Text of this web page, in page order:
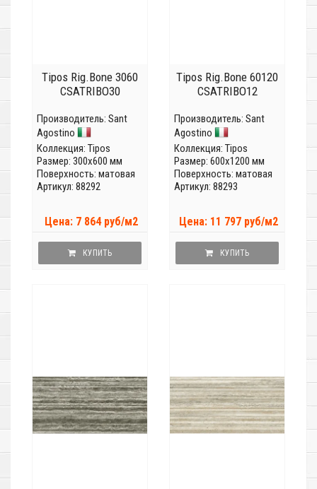
Tipos Rig.Bone 3060
CSATRIBO30
Производитель: Sant
Agostino
Коллекция: Tipos
Размер: 300x600 мм
Поверхность: матовая
Артикул: 88292
Цена: 7 864 руб/м2
КУПИТЬ
Tipos Rig.Bone 60120
CSATRIBO12
Производитель: Sant
Agostino
Коллекция: Tipos
Размер: 600x1200 мм
Поверхность: матовая
Артикул: 88293
Цена: 11 797 руб/м2
КУПИТЬ